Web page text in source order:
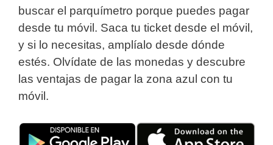
buscar el parquímetro porque puedes pagar
desde tu móvil. Saca tu ticket desde el móvil,
y si lo necesitas, amplíalo desde dónde
estés. Olvídate de las monedas y descubre
las ventajas de pagar la zona azul con tu
móvil.